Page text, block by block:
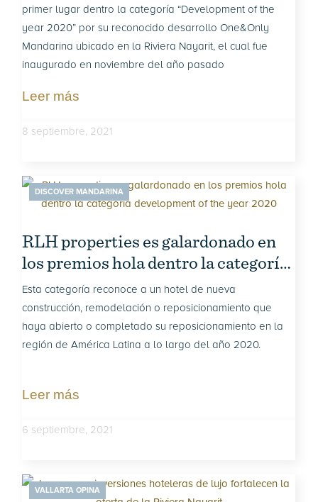
2020
primer lugar dentro la categoría “Development of the
year 2020” por su reconocido desarrollo One&Only
Mandarina ubicado en la Riviera Nayarit, el cual fue
inaugurado en noviembre del año pasado
Leer más
8 septiembre, 2021
DISCOVER MANDARINA
RLH properties es galardonado en
los premios hola dentro la categoría
development of the year 2020
Esta categoría reconoce a un hotel de nueva
construcción, remodelación o reposicionamiento que
haya abierto o completado su reposicionamiento en la
región de América Latina a lo largo del año 2020.
Leer más
6 septiembre, 2021
VALLARTA OPINA